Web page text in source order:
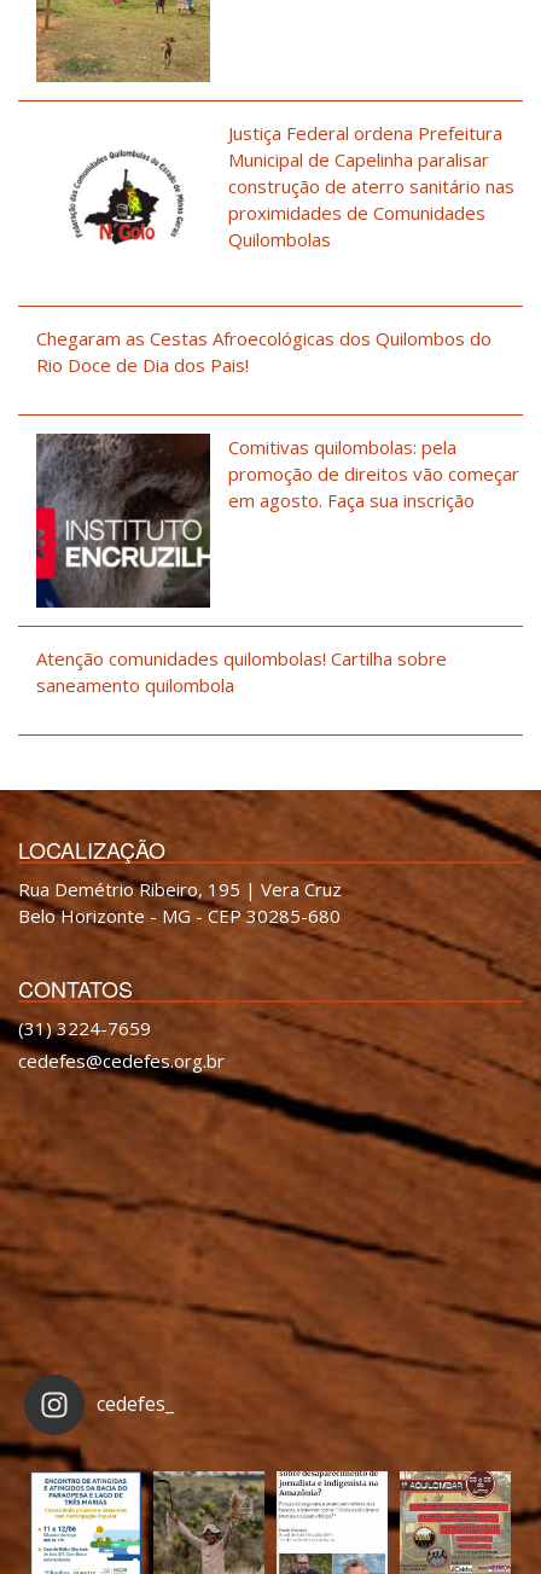
Justiça Federal ordena Prefeitura
Municipal de Capelinha paralisar
construção de aterro sanitário nas
proximidades de Comunidades
Quilombolas
Chegaram as Cestas Afroecológicas dos Quilombos do
Rio Doce de Dia dos Pais!
Comitivas quilombolas: pela
promoção de direitos vão começar
em agosto. Faça sua inscrição
Atenção comunidades quilombolas! Cartilha sobre
saneamento quilombola
LOCALIZAÇÃO
Rua Demétrio Ribeiro, 195 | Vera Cruz
Belo Horizonte - MG - CEP 30285-680
CONTATOS
(31) 3224-7659
cedefes@cedefes.org.br
cedefes_